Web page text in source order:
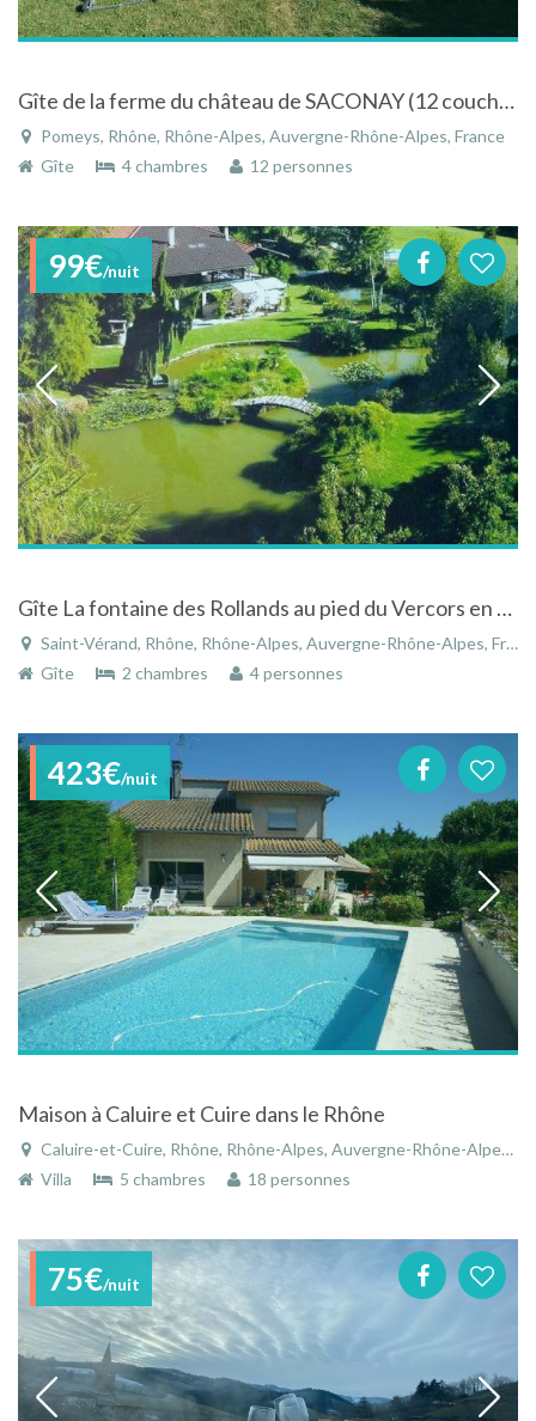
Gîte de la ferme du château de SACONAY (12 couchages)
Pomeys, Rhône, Rhône-Alpes, Auvergne-Rhône-Alpes, France
Gîte
4 chambres 12 personnes
99€/nuit
Gîte La fontaine des Rollands au pied du Vercors en Isère
Saint-Vérand, Rhône, Rhône-Alpes, Auvergne-Rhône-Alpes, France
Gîte
2 chambres 4 personnes
423€/nuit
Maison à Caluire et Cuire dans le Rhône
Caluire-et-Cuire, Rhône, Rhône-Alpes, Auvergne-Rhône-Alpes, France
Villa
5 chambres 18 personnes
75€/nuit